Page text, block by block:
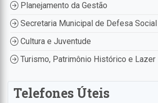
Planejamento da Gestão
Secretaria Municipal de Defesa
Cultura e Juventude
Turismo, Patrimônio Histórico e Lazer
Telefones Úteis